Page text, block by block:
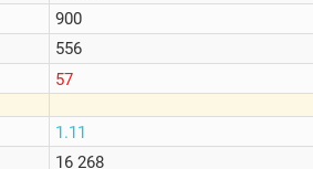
900
556
57
1.11
16 268